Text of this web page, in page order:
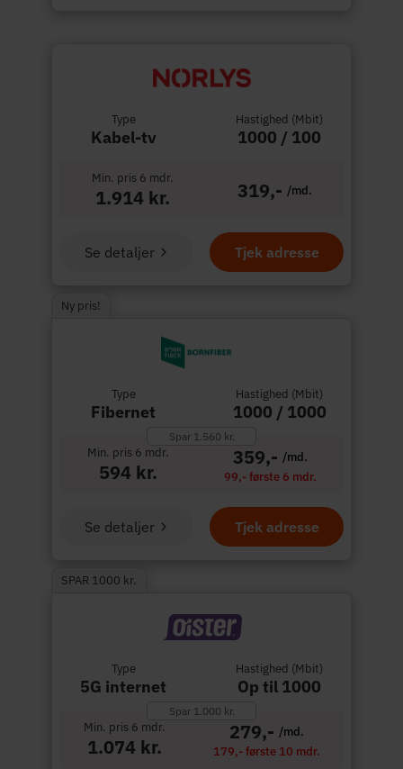
Type
Kabel-tv
Hastighed (Mbit)
1000 / 100
Min. pris 6 mdr.
1.914 kr. 319,- /md.
Tjek adresse
Se detaljer
Ny pris!
Type
Fibernet
Hastighed (Mbit)
1000 / 1000
Spar 1.560 kr.
Min. pris 6 mdr.
594 kr.
359,- /md.
99,- første 6 mdr.
Tjek adresse
Se detaljer
SPAR 1000 kr.
Type
5G internet
Hastighed (Mbit)
Op til 1000
Spar 1.000 kr.
Min. pris 6 mdr.
1.074 kr.
279,- /md.
179,- første 10 mdr.